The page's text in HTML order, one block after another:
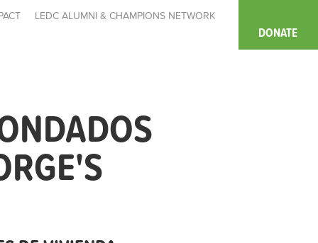
LEDC ALUMNI & CHAMPIONS NETWORK
DONATE